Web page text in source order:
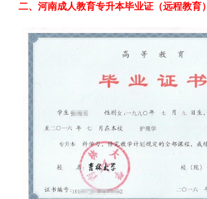
二、河南成人教育专升本毕业证（远程教育）